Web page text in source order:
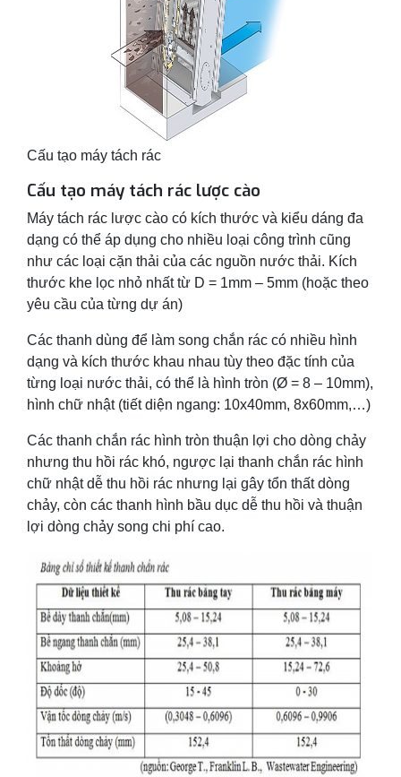
Cấu tạo máy tách rác
Cấu tạo máy tách rác lược cào
Máy tách rác lược cào có kích thước và kiểu dáng đa
dạng có thể áp dụng cho nhiều loại công trình cũng
như các loại cặn thải của các nguồn nước thải. Kích
thước khe lọc nhỏ nhất từ D = 1mm – 5mm (hoặc theo
yêu cầu của từng dự án)
Các thanh dùng để làm song chắn rác có nhiều hình
dạng và kích thước khau nhau tùy theo đặc tính của
từng loại nước thải, có thể là hình tròn (Ø = 8 – 10mm),
hình chữ nhật (tiết diện ngang: 10x40mm, 8x60mm,…)
Các thanh chắn rác hình tròn thuận lợi cho dòng chảy
nhưng thu hồi rác khó, ngược lại thanh chắn rác hình
chữ nhật dễ thu hồi rác nhưng lại gây tổn thất dòng
chảy, còn các thanh hình bầu dục dễ thu hồi và thuận
lợi dòng chảy song chi phí cao.